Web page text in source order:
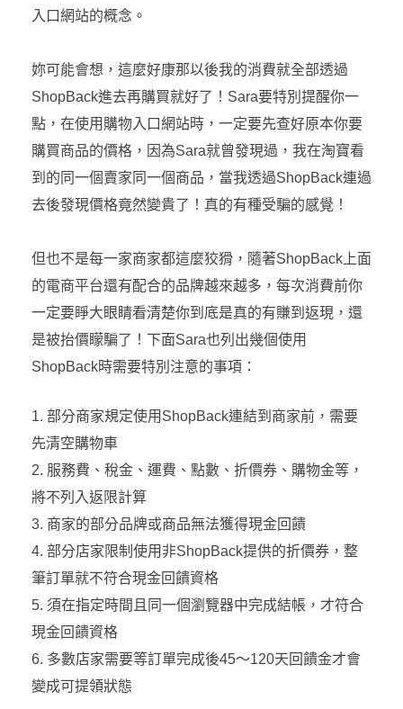
入口網站的概念。
妳可能會想，這麼好康那以後我的消費就全部透過
ShopBack進去再購買就好了！Sara要特別提醒你一
點，在使用購物入口網站時，一定要先查好原本你要
購買商品的價格，因為Sara就曾發現過，我在淘寶看
到的同一個賣家同一個商品，當我透過ShopBack連過
去後發現價格竟然變貴了！真的有種受騙的感覺！
但也不是每一家商家都這麼狡猾，隨著ShopBack上面
的電商平台還有配合的品牌越來越多，每次消費前你
一定要睜大眼睛看清楚你到底是真的有賺到返現，還
是被抬價矇騙了！下面Sara也列出幾個使用
ShopBack時需要特別注意的事項：
部分商家規定使用ShopBack連結到商家前，需要
先清空購物車
服務費、稅金、運費、點數、折價券、購物金等，
將不列入返限計算
商家的部分品牌或商品無法獲得現金回饋
部分店家限制使用非ShopBack提供的折價券，整
筆訂單就不符合現金回饋資格
須在指定時間且同一個瀏覽器中完成結帳，才符合
現金回饋資格
多數店家需要等訂單完成後45～120天回饋金才會
變成可提領狀態